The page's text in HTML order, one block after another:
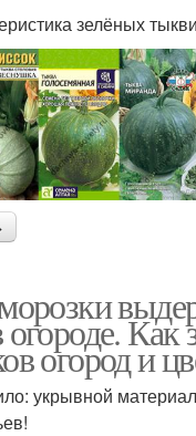
зелёных
Как
огород и
укрывной